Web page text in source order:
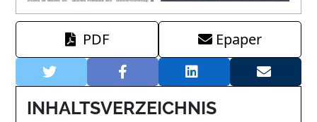
PDF Epaper
INHALTSVERZEICHNIS